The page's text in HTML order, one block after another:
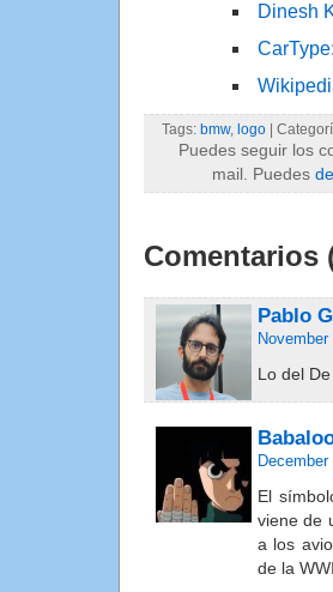
Dinesh
Tags: bmw, logo |
Puedes seguir los
mail. Puedes
Comentarios
Pablo
Lo del
El
viene de
a los
de la